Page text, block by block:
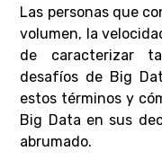
Las personas que
volumen, la
de caracterizar
desafíos de Big
estos términos y
Big Data en sus
abrumado.